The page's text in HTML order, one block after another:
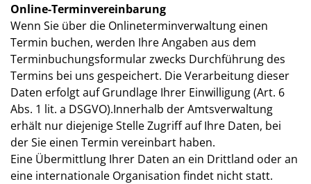
Online-Terminvereinbarung
Wenn Sie über die Onlineterminverwaltung einen
Termin buchen, werden Ihre Angaben aus dem
Terminbuchungsformular zwecks Durchführung des
Termins bei uns gespeichert. Die Verarbeitung dieser
Daten erfolgt auf Grundlage Ihrer Einwilligung (Art. 6
Abs. 1 lit. a DSGVO).Innerhalb der Amtsverwaltung
erhält nur diejenige Stelle Zugriff auf Ihre Daten, bei
der Sie einen Termin vereinbart haben.
Eine Übermittlung Ihrer Daten an ein Drittland oder an
eine internationale Organisation findet nicht statt.